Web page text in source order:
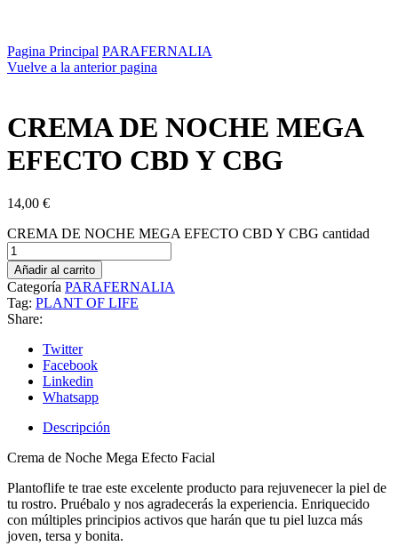
Pagina Principal PARAFERNALIA
Vuelve a la anterior pagina
CREMA DE NOCHE MEGA
EFECTO CBD Y CBG
14,00 €
CREMA DE NOCHE MEGA EFECTO CBD Y CBG cantidad
Añadir al carrito
Categoría PARAFERNALIA
Tag: PLANT OF LIFE
Share:
Twitter
Facebook
Linkedin
Whatsapp
Descripción
Crema de Noche Mega Efecto Facial
Plantoflife te trae este excelente producto para rejuvenecer la piel de
tu rostro. Pruébalo y nos agradecerás la experiencia. Enriquecido
con múltiples principios activos que harán que tu piel luzca más
joven, tersa y bonita.